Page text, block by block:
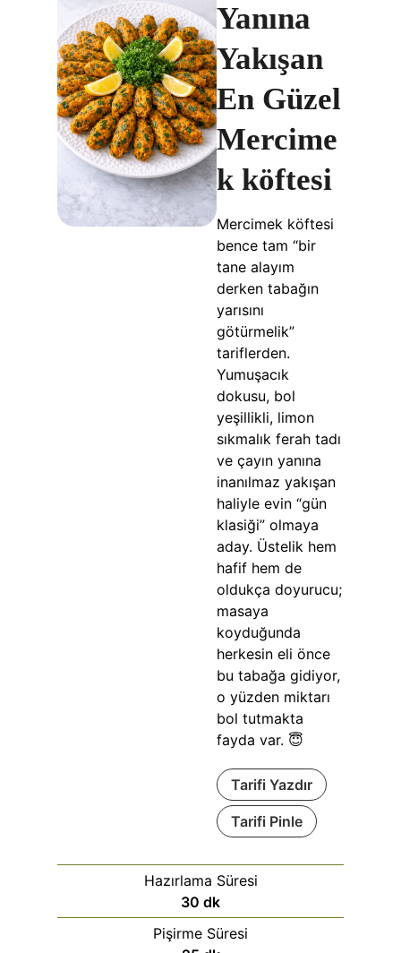
Yanına
Yakışan
En Güzel
Mercime
k köftesi
Mercimek köftesi
bence tam “bir
tane alayım
derken tabağın
yarısını
götürmelik”
tariflerden.
Yumuşacık
dokusu, bol
yeşillikli, limon
sıkmalık ferah tadı
ve çayın yanına
inanılmaz yakışan
haliyle evin “gün
klasiği” olmaya
aday. Üstelik hem
hafif hem de
oldukça doyurucu;
masaya
koyduğunda
herkesin eli önce
bu tabağa gidiyor,
o yüzden miktarı
bol tutmakta
fayda var. 😇
Tarifi Yazdır
Tarifi Pinle
Hazırlama Süresi
30 dk
Pişirme Süresi